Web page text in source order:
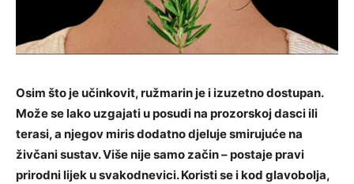
Osim što je učinkovit, ružmarin je i izuzetno dostupan.
Može se lako uzgajati u posudi na prozorskoj dasci ili
terasi, a njegov miris dodatno djeluje smirujuće na
živčani sustav. Više nije samo začin – postaje pravi
prirodni lijek u svakodnevici. Koristi se i kod glavobolja,